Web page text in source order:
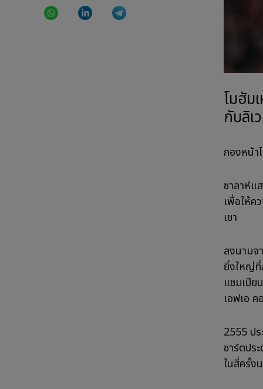
WhatsAppLinkedIn
โมฮัม
กับลิเ
กองหน้า
ซาลาห์แ
เพื่อให้ค
เขา
ลงนามจ
ยิ่งใหญ่ที่
แชมเปีย
เอฟเอ
2555 ป
ชาร์ตปร
ในสี่ครั้ง